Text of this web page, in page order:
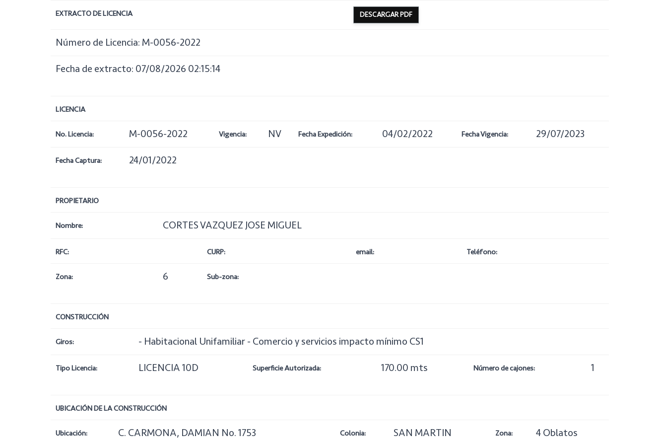
EXTRACTO DE LICENCIA DESCARGAR PDF
Número de Licencia: M-0056-2022
Fecha de extracto: 07/08/2026 02:15:14
LICENCIA
No. Licencia: M-0056-2022 Vigencia: NV Fecha Expedición: 04/02/2022 Fecha Vigencia: 29/07/2023
Fecha Captura: 24/01/2022
PROPIETARIO
Nombre: CORTES VAZQUEZ JOSE MIGUEL
RFC: CURP: email: Teléfono:
Zona: 6 Sub-zona:
CONSTRUCCIÓN
Giros: - Habitacional Unifamiliar - Comercio y servicios impacto mínimo CS1
Tipo Licencia: LICENCIA 10D Superficie Autorizada: 170.00 mts Número de cajones: 1
UBICACIÓN DE LA CONSTRUCCIÓN
Ubicación: C. CARMONA, DAMIAN No. 1753 Colonia: SAN MARTIN Zona: 4 Oblatos